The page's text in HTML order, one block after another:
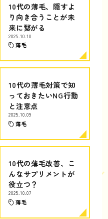
10代の薄毛、隠すよ
り向き合うことが未
来に繋がる
2025.10.10
薄毛
10代の薄毛対策で知
っておきたいNG行動
と注意点
2025.10.09
薄毛
10代の薄毛改善、こ
んなサプリメントが
役立つ？
2025.10.07
薄毛